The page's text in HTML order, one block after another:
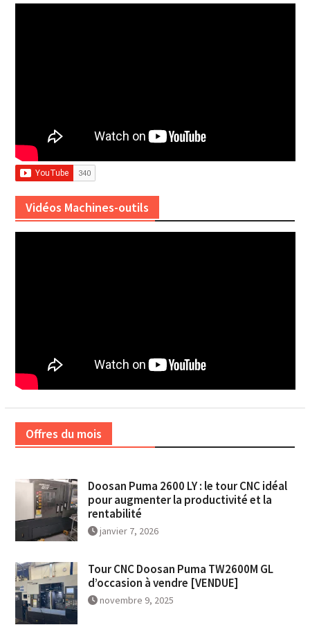
Vidéos Machines-outils
Offres du mois
Doosan Puma 2600 LY : le tour CNC idéal
pour augmenter la productivité et la
rentabilité
janvier 7, 2026
Tour CNC Doosan Puma TW2600M GL
d’occasion à vendre [VENDUE]
novembre 9, 2025